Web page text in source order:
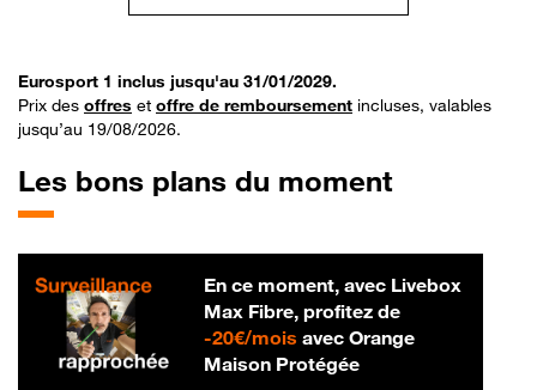
Eurosport 1 inclus jusqu'au 31/01/2029.
Prix des offres et offre de remboursement incluses, valables
jusqu’au 19/08/2026.
Les bons plans du moment
En ce moment, avec Livebox
Max Fibre, profitez de
-20€/mois20 € par mois
avec Orange
Maison Protégée